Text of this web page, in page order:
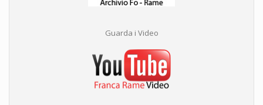
Guarda i Video